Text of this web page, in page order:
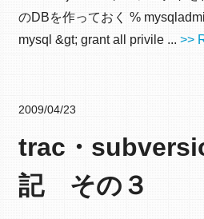
のDBを作っておく %
mysql &gt; grant all privile ... >>
2009/04/23
trac・
記 その３